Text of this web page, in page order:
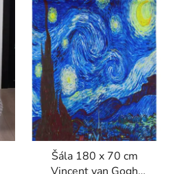
Šála 180 x 70 cm